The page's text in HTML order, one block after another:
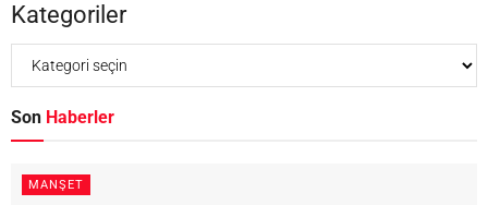
Kategoriler
Son Haberler
MANŞET